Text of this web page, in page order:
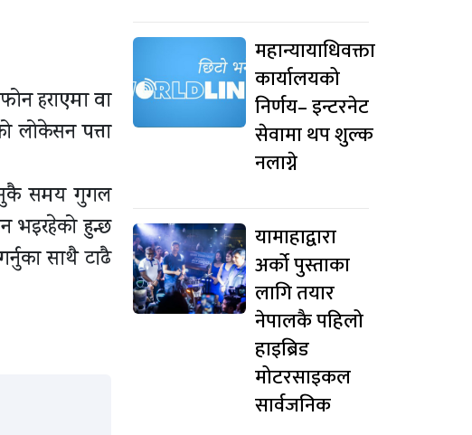
हराएमा वा
लोकेसन पत्ता
समय गुगल
भइरहेको हुन्छ
साथै टाढै
महान्यायाधिवक्ता
कार्यालयको
निर्णय– इन्टरनेट
सेवामा थप शुल्क
नलाग्ने
यामाहाद्वारा
अर्को पुस्ताका
लागि तयार
नेपालकै पहिलो
हाइब्रिड
मोटरसाइकल
सार्वजनिक